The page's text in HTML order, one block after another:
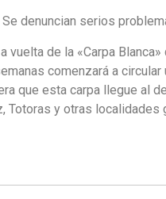
Se denuncian serios
vuelta de la «Carpa
comenzará a
que esta carpa llegue al
Totoras y otras